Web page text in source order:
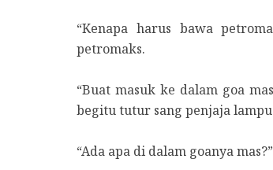
“Kenapa harus bawa
petromaks.
“Buat masuk ke dalam goa
begitu tutur sang penjaja
“Ada apa di dalam goanya